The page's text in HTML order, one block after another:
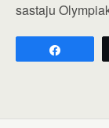
sastaju